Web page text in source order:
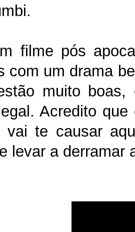
filme pós
com um drama
muito
Acredito
vai te causar
levar a derramar